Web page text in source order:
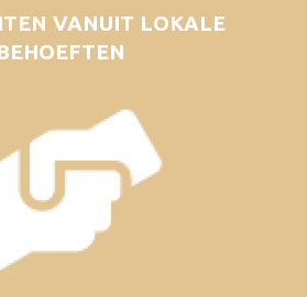
VANUIT LOKALE